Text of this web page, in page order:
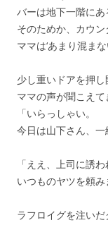
バーは地下一階にあ
そのためか、カウン
ママは‘あまり混ま
少し重いドアを押し
ママの声が聞こえて
「いらっしゃい。
今日は山下さん、一
「ええ、上司に誘
いつものヤツを頼み
ラフロイグを注い